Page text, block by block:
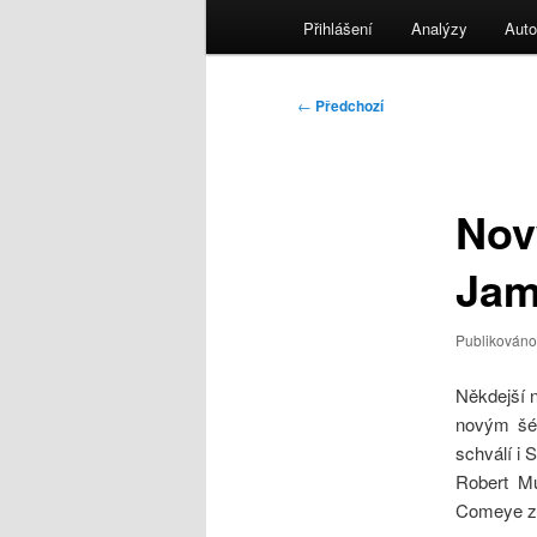
Přihlášení Analýzy
Navigace
← Předchozí
Publikováno
Někdejší
novým
schválí i
Robert
Comeye